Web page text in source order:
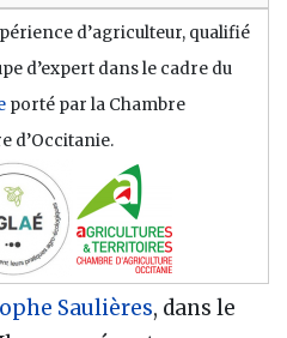
d’agriculteur, qualifié
d’expert dans le cadre du
porté par la Chambre
d’Occitanie.
Saulières, dans le